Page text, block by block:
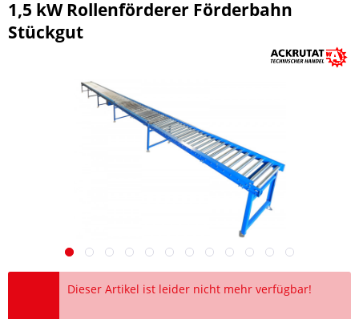
1,5 kW Rollenförderer Förderbahn
Stückgut
Dieser Artikel ist leider nicht mehr verfügbar!